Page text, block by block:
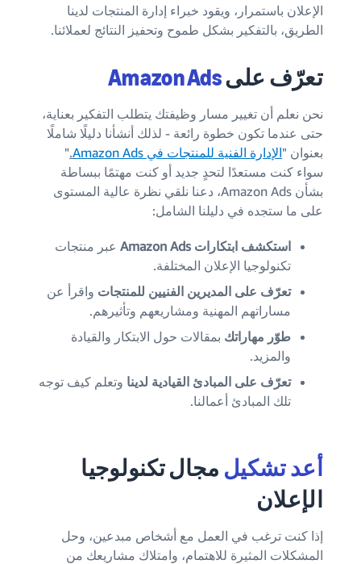
الإعلان باستمرار، ويقود خبراء إدارة المنتجات لدينا
الطريق، بالتفكير بشكل طموح وتحفيز النتائج لعملائنا.
تعرّف علىAmazon Ads
نحن نعلم أن تغيير مسار وظيفتك يتطلب التفكير بعناية،
حتى عندما تكون خطوة رائعة - لذلك أنشأنا دليلًا شاملًا
بعنوان "الإدارة الفنية للمنتجات في Amazon Ads .
"
سواء كنت مستعدًا لتحدٍ جديد أو كنت مهتمًا ببساطة
بشأن Amazon Ads، دعنا نلقي نظرة عالية المستوى
على ما ستجده في دليلنا الشامل:
استكشف ابتكارات Amazon Ads
عبر منتجات
تكنولوجيا الإعلان المختلفة.
تعرّف على المديرين الفنيين للمنتجات واقرأ عن
مساراتهم المهنية ومشاريعهم وتأثيرهم.
طوّر مهاراتك بمقالات حول الابتكار والقيادة
والمزيد.
تعرّف على المبادئ القيادية لدينا وتعلم كيف توجه
تلك المبادئ أعمالنا.
أعد تشكيل مجال تكنولوجيا
الإعلان
إذا كنت ترغب في العمل مع أشخاص مبدعين، وحل
المشكلات المثيرة للاهتمام، وامتلاك مشاريعك من